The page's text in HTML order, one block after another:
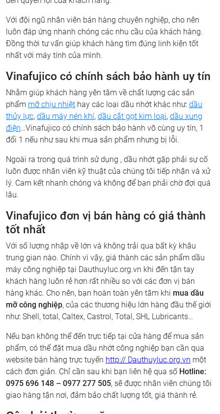
Với đội ngũ nhân viên bán hàng chuyên nghiệp, cho nên
luôn đáp ứng nhanh chóng các nhu cầu của khách hàng.
Đồng thời tư vấn giúp khách hàng tìm đúng linh kiện tốt
nhất với máy tính của mình.
Vinafujico có chính sách bảo hành uy tín
Nhằm giúp khách hàng yên tâm về chất lượng các sản
phẩm mỡ chịu nhiệt hay các loại dầu nhớt khác như: dầu
thủy lực, dầu máy nén khí, dầu cắt gọt kim loại, dầu xung
điện…Vinafujico có chính sách bảo hành vô cùng uy tín, 1
đổi 1 nếu như sau khi mua sản phẩm nhưng bị lỗi.
Ngoài ra trong quá trình sử dụng , dầu nhớt gặp phải sự cố
luôn được nhân viên kỹ thuật của chúng tôi tiếp nhận và xử
lý. Cam kết nhanh chóng và không để bạn phải chờ đợi quá
lâu.
Vinafujico đơn vị bán hàng có giá thành
tốt nhất
Với số lượng nhập về lớn và không trải qua bất kỳ khâu
trung gian nào. Chính vì vậy, giá thành các sản phẩm dầu
máy công nghiệp tại Dauthuyluc.org.vn khi đến tận tay
khách hàng luôn rẻ hơn rất nhiều so với các đơn vị bán
hàng khác. Cho nên, bạn hoàn toàn yên tâm khi mua dầu
mỡ công nghiệp, của các thương hiệu lớn hàng đầu thế giới
như: Shell, total, Caltex, Castrol, Total, SHL Lubricants…
Nếu bạn không thể đến trực tiếp tại cửa hàng để mua sản
phẩm, có thể đặt mua dầu nhớt công nghiệp bạn cần qua
website bán hàng trực tuyến http:// Dauthuyluc.org.vn một
cách đơn giản. Chỉ cần sau khi bạn liên hệ qua số Hotline:
0975 696 148 – 0977 277 505, sẽ được nhân viên chúng tôi
giao hàng tận nơi, đảm bảo chất lượng tốt, giá thành rẻ.